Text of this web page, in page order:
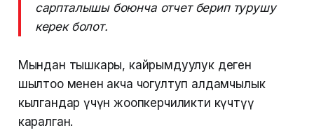
сарпталышы боюнча отчет берип турушу
керек болот.
Мындан тышкары, кайрымдуулук деген
шылтоо менен акча чогултуп алдамчылык
кылгандар үчүн жоопкерчиликти күчөтүү
каралган.